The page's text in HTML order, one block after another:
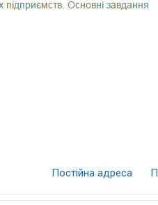
Постійна адреса